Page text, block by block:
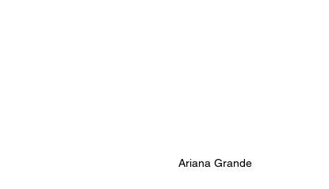
Ariana Grande